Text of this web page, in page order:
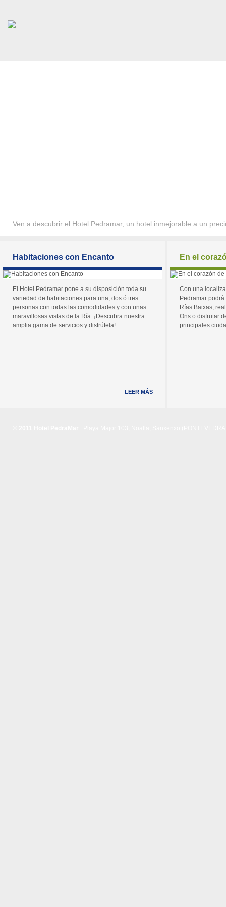
Ven a descubrir el Hotel Pedramar, un hotel inmejorable a un
Habitaciones con Encanto
El Hotel Pedramar pone a su disposición toda su
variedad de habitaciones para una, dos ó tres
personas con todas las comodidades y con unas
maravillosas vistas de la Ría. ¡Descubra nuestra
amplia gama de servicios y disfrútela!
LEER MÁS
En el
Con una
Pedramar
Rías Baixas,
Ons o disfrutar
principales